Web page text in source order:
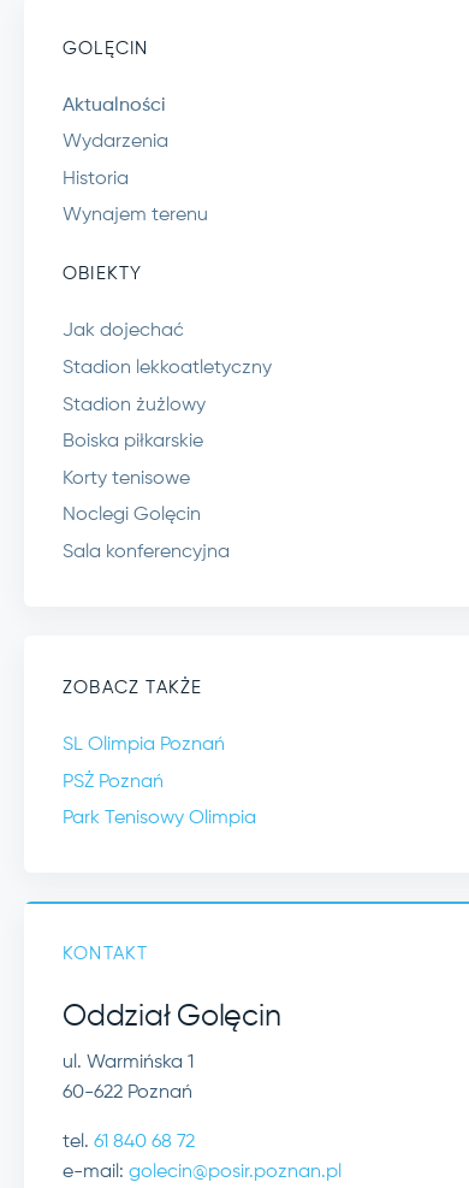
GOLĘCIN
Aktualności
Wydarzenia
Historia
Wynajem terenu
OBIEKTY
Jak dojechać
Stadion lekkoatletyczny
Stadion żużlowy
Boiska piłkarskie
Korty tenisowe
Noclegi Golęcin
Sala konferencyjna
ZOBACZ TAKŻE
SL Olimpia Poznań
PSŻ Poznań
Park Tenisowy Olimpia
KONTAKT
Oddział Golęcin
ul. Warmińska 1
60-622 Poznań
tel. 61 840 68 72
e-mail: golecin@posir.poznan.pl